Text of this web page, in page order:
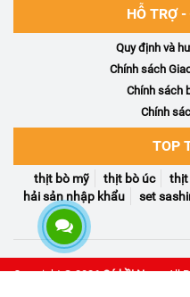
HỖ TRỢ
Quy định và
Chính sách
Chính sách
Chính
TOP
thịt bò mỹ thịt bò úc thịt
hải sản nhập khẩu
set
Copyright © 2026Cá hồi Nauy. All